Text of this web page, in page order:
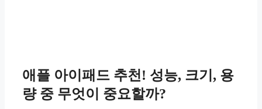
애플 아이패드 추천! 성능, 크기, 용
량 중 무엇이 중요할까?